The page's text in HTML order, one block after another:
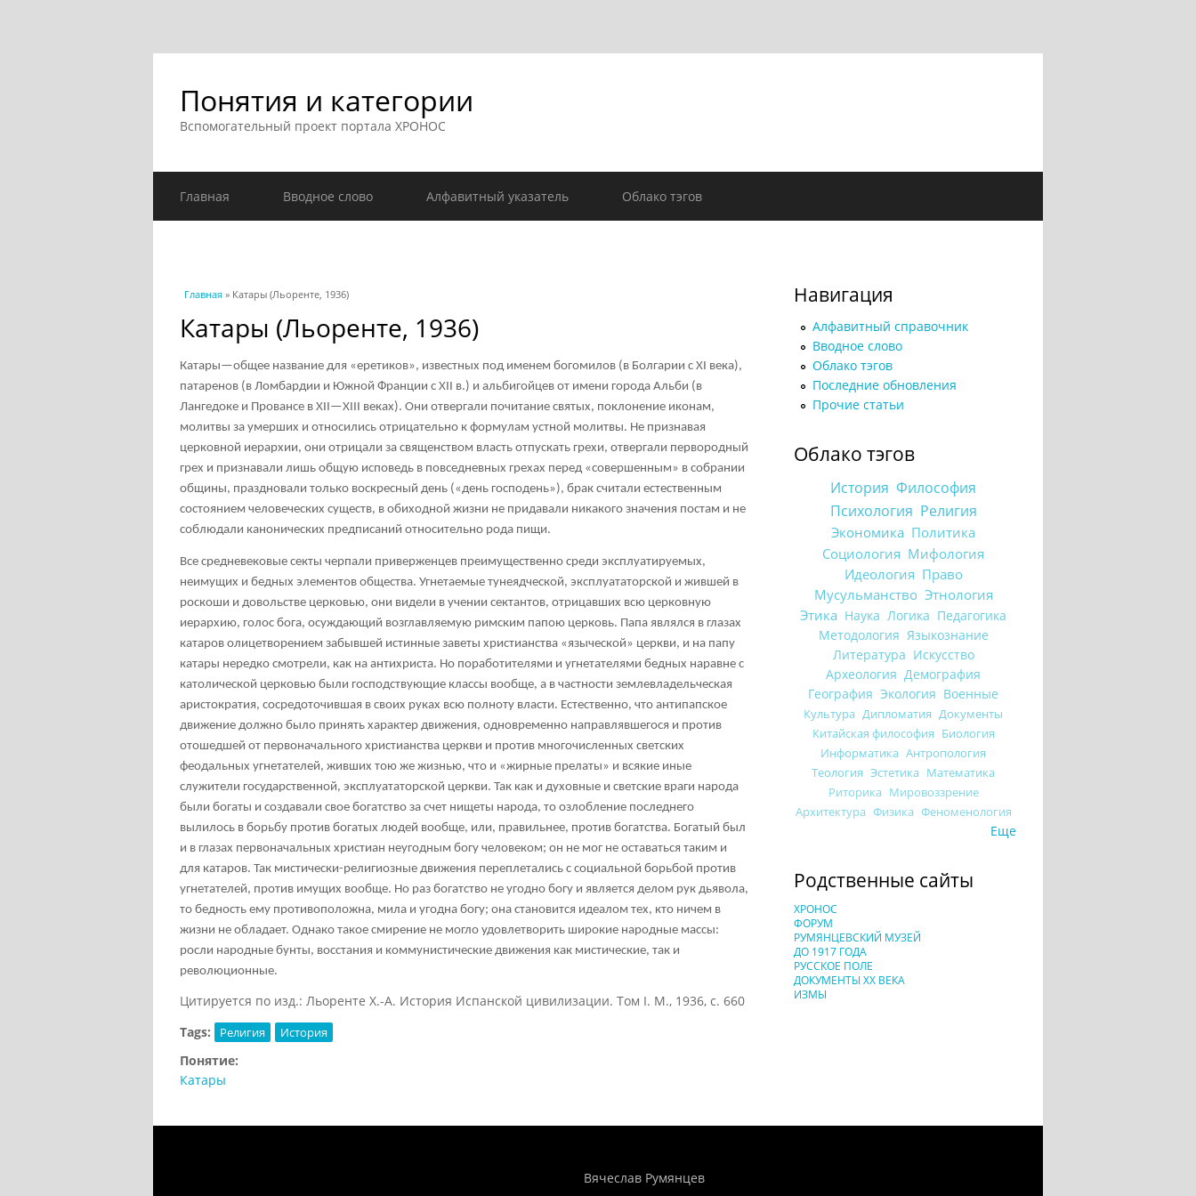
Понятия и категории
Вспомогательный проект портала ХРОНОС
Главная Вводное слово Алфавитный указатель Облако тэгов
Вы здесь
Главная » Катары (Льоренте, 1936)
Катары (Льоренте, 1936)
Катары—общее название для «еретиков», известных под именем богомилов (в Болгарии с XI века),
патаренов (в Ломбардии и Южной Франции с XII в.) и альбигойцев от имени города Альби (в
Лангедоке и Провансе в XII—XIII веках). Они отвергали почитание святых, поклонение иконам,
молитвы за умерших и относились отрицательно к формулам устной молитвы. Не признавая
церковной иерархии, они отрицали за священством власть отпускать грехи, отвергали первородный
грех и признавали лишь общую исповедь в повседневных грехах перед «совершенным» в собрании
общины, праздновали только воскресный день («день господень»), брак считали естественным
состоянием человеческих существ, в обиходной жизни не придавали никакого значения постам и не
соблюдали канонических предписаний относительно рода пищи.
Все средневековые секты черпали приверженцев преимущественно среди эксплуатируемых,
неимущих и бедных элементов общества. Угнетаемые тунеядческой, эксплуататорской и жившей в
роскоши и довольстве церковью, они видели в учении сектантов, отрицавших всю церковную
иерархию, голос бога, осуждающий возглавляемую римским папою церковь. Папа являлся в глазах
катаров олицетворением забывшей истинные заветы христианства «языческой» церкви, и на папу
катары нередко смотрели, как на антихриста. Но поработителями и угнетателями бедных наравне с
католической церковью были господствующие классы вообще, а в частности землевладельческая
аристократия, сосредоточившая в своих руках всю полноту власти. Естественно, что антипапское
движение должно было принять характер движения, одновременно направлявшегося и против
отошедшей от первоначального христианства церкви и против многочисленных светских
феодальных угнетателей, живших тою же жизнью, что и «жирные прелаты» и всякие иные
служители государственной, эксплуататорской церкви. Так как и духовные и светские враги народа
были богаты и создавали свое богатство за счет нищеты народа, то озлобление последнего
вылилось в борьбу против богатых людей вообще, или, правильнее, против богатства. Богатый был
и в глазах первоначальных христиан неугодным богу человеком; он не мог не оставаться таким и
для катаров. Так мистически-религиозные движения переплетались с социальной борьбой против
угнетателей, против имущих вообще. Но раз богатство не угодно богу и является делом рук дьявола,
то бедность ему противоположна, мила и угодна богу; она становится идеалом тех, кто ничем в
жизни не обладает. Однако такое смирение не могло удовлетворить широкие народные массы:
росли народные бунты, восстания и коммунистические движения как мистические, так и
революционные.
Цитируется по изд.: Льоренте Х.-А. История Испанской цивилизации. Том I. М., 1936, с. 660
Tags:
Религия История
Понятие:
Катары
Навигация
Алфавитный справочник
Вводное слово
Облако тэгов
Последние обновления
Прочие статьи
Облако тэгов
История Философия
Психология Религия
Экономика Политика
Социология Мифология
Идеология Право
Мусульманство Этнология
Этика Наука Логика Педагогика
Методология Языкознание
Литература Искусство
Археология Демография
География Экология Военные
Культура Дипломатия Документы
Китайская философия Биология
Информатика Антропология
Теология Эстетика Математика
Риторика Мировоззрение
Архитектура Физика Феноменология
Еще
Родственные сайты
ХРОНОС
ФОРУМ
РУМЯНЦЕВСКИЙ МУЗЕЙ
ДО 1917 ГОДА
РУССКОЕ ПОЛЕ
ДОКУМЕНТЫ XX ВЕКА
ИЗМЫ
Вячеслав Румянцев